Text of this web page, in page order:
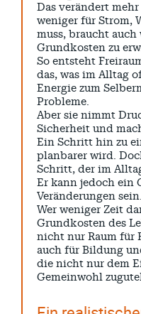
Das verändert
weniger für Strom,
muss, braucht auch
Grundkosten zu
So entsteht
das, was im Alltag
Energie zum
Probleme.
Aber sie nimmt
Sicherheit und
Ein Schritt hin zu
planbarer wird.
Schritt, der im
Er kann jedoch ein
Veränderungen sein.
Wer weniger Zeit
Grundkosten des
nicht nur Raum für
auch für Bildung
die nicht nur dem
Gemeinwohl